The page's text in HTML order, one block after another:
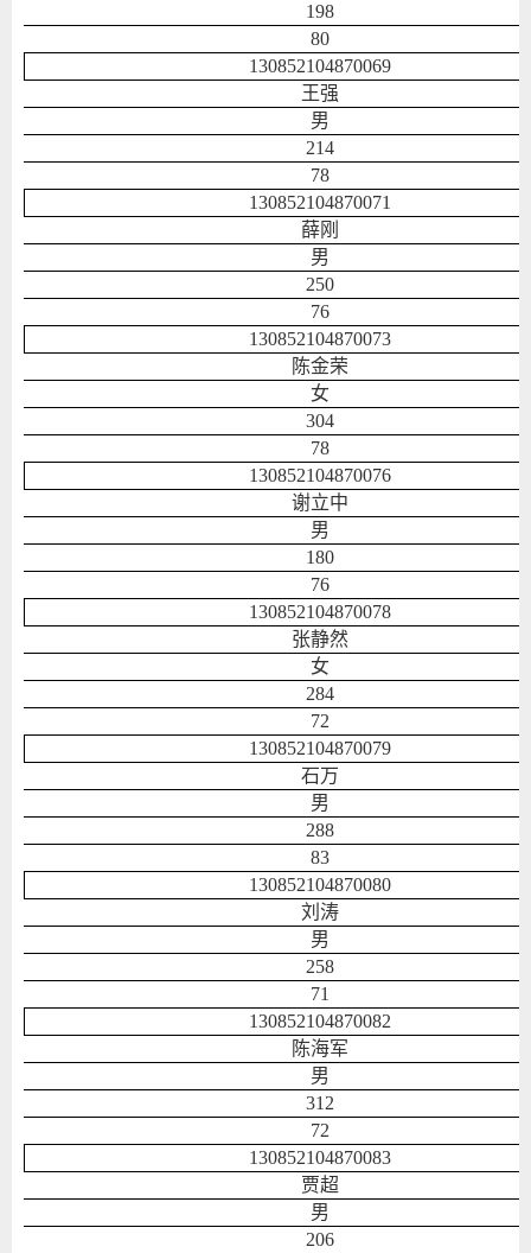
198
80
130852104870069
王强
男
214
78
130852104870071
薛刚
男
250
76
130852104870073
陈金荣
女
304
78
130852104870076
谢立中
男
180
76
130852104870078
张静然
女
284
72
130852104870079
石万
男
288
83
130852104870080
刘涛
男
258
71
130852104870082
陈海军
男
312
72
130852104870083
贾超
男
206